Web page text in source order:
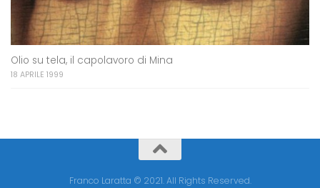
Olio su tela, il capolavoro di Mina
18 APRILE 1999
Franco Laratta © 2021. All Rights Reserved.